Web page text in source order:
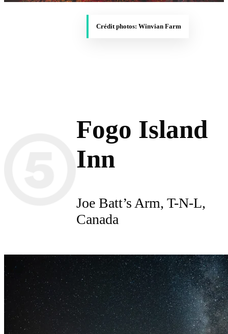
Crédit photos: Winvian Farm
Fogo Island
Inn
Joe Batt’s Arm, T-N-L,
Canada